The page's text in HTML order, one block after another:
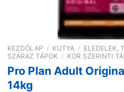
KEZDŐLAP / KUTYA / ELEDELEK,
SZÁRAZ TÁPOK / KOR SZERINTI
Pro Plan Adult
14kg